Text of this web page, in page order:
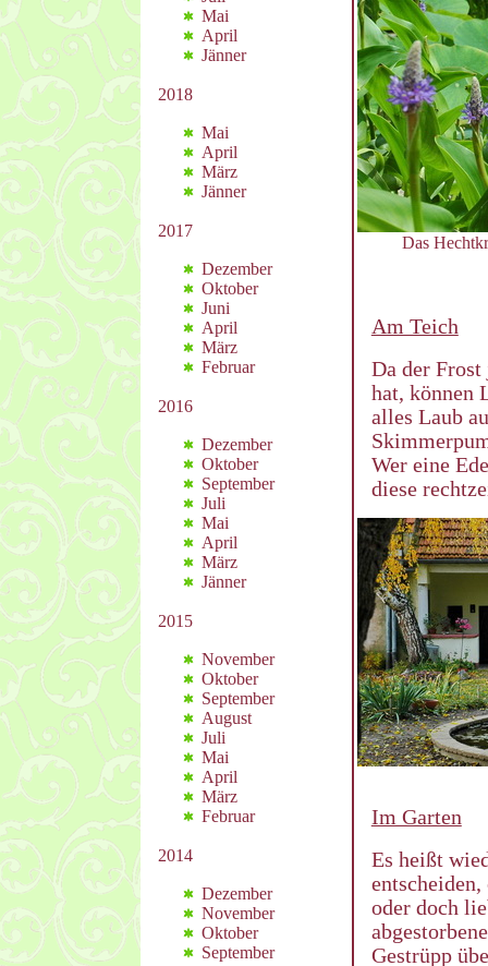
Mai
April
Jänner
2018
Mai
April
März
Jänner
2017
Dezember
Oktober
Juni
April
März
Februar
2016
Dezember
Oktober
September
Juli
Mai
April
März
Jänner
2015
November
Oktober
September
August
Juli
Mai
April
März
Februar
2014
Dezember
November
Oktober
September
Das
Am Teich
Da der
hat, können
alles Laub
Wer eine
diese
Im Garten
Es heißt
oder doch
Gestrüpp